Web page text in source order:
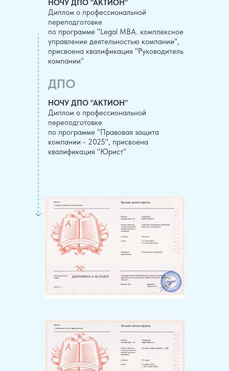
НОЧУ ДПО "АКТИОН"
Диплом о профессиональной
переподготовке
по программе "Legal MBA. комплексное
управление деятельностью компании",
присвоена квалификация "Руководитель
компании"
НОЧУ ДПО "АКТИОН"
Диплом о профессиональной
переподготовке
по программе "Правовая защита
компании - 2025", присвоена
квалификация "Юрист"
ДПО